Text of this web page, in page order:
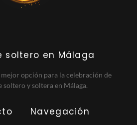
soltero en Málaga
mejor opción para la celebración de
soltero y soltera en Málaga.
Navegación